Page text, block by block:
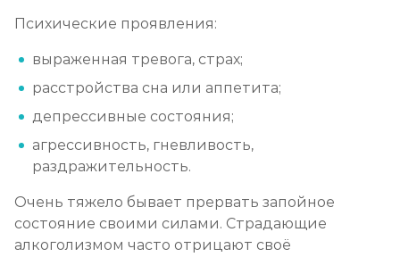
Психические проявления:
выраженная тревога, страх;
расстройства сна или аппетита;
депрессивные состояния;
агрессивность, гневливость,
раздражительность.
Очень тяжело бывает прервать запойное
состояние своими силами. Страдающие
алкоголизмом часто отрицают своё